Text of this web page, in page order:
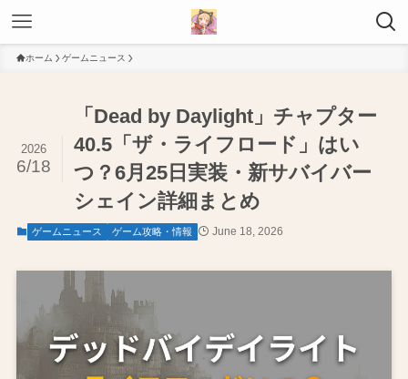
ホーム ゲームニュース
「Dead by Daylight」チャプター
40.5「ザ・ライフロード」はい
つ？6月25日実装・新サバイバー
シェイン詳細まとめ
2026
6/18
ゲームニュース ゲーム攻略・情報 June 18, 2026